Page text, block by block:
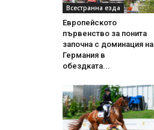
Всестранна езда
Европейското
първенство за понита
започна с доминация на
Германия в
обездката...